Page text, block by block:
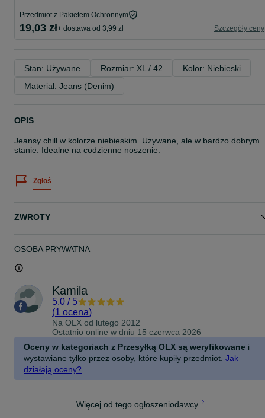
Przedmiot z Pakietem Ochronnym
19,03 zł+ dostawa od 3,99 zł Szczegóły ceny
Stan: Używane Rozmiar: XL / 42
Kolor: Niebieski
Materiał: Jeans (Denim)
OPIS
Jeansy chill w kolorze niebieskim. Używane, ale w bardzo dobrym
stanie. Idealne na codzienne noszenie.
Zgłoś
ZWROTY
OSOBA PRYWATNA
Kamila
5.0 / 5
(1 ocena)
Na OLX od lutego 2012
Ostatnio online w dniu 15 czerwca 2026
Oceny w kategoriach z Przesyłką OLX są weryfikowane i
wystawiane tylko przez osoby, które kupiły przedmiot. Jak
działają oceny?
Więcej od tego ogłoszeniodawcy